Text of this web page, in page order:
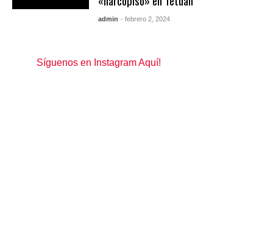
admin - febrero 2, 2024
Síguenos en Instagram Aquí!